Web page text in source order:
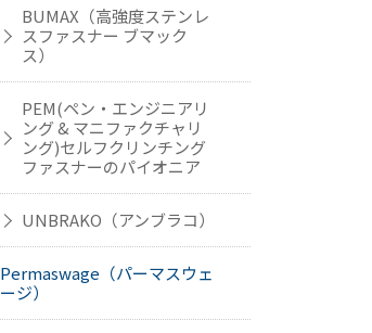
BUMAX（高強度ステンレ
スファスナー ブマック
ス）
PEM(ペン・エンジニアリ
ング & マニファクチャリ
ング)セルフクリンチング
ファスナーのパイオニア
UNBRAKO（アンブラコ）
Permaswage（パーマスウェ
ージ）